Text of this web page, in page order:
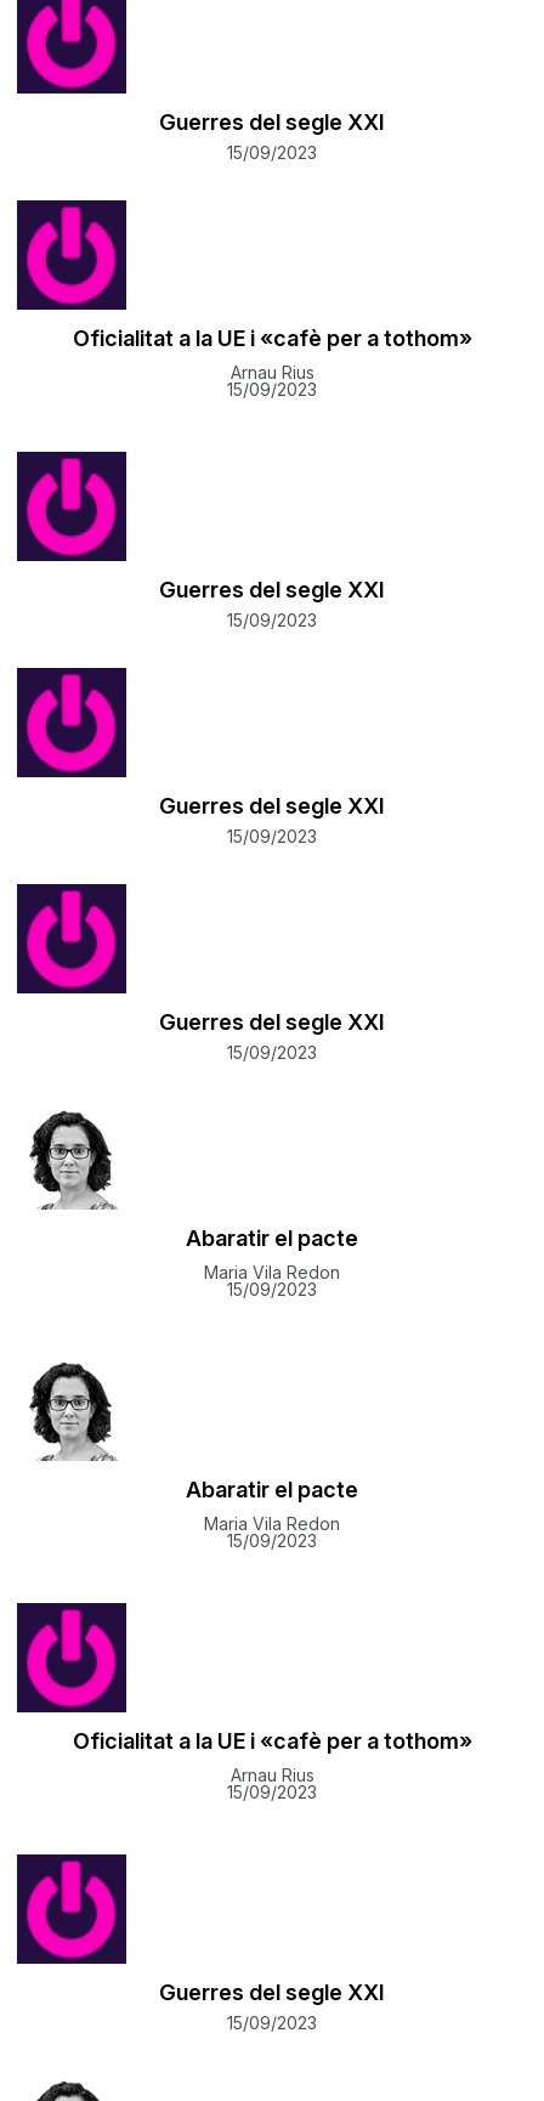
Guerres del segle XXI
15/09/2023
Oficialitat a la UE i «cafè per a tothom»
Arnau Rius
15/09/2023
Guerres del segle XXI
15/09/2023
Guerres del segle XXI
15/09/2023
Guerres del segle XXI
15/09/2023
Abaratir el pacte
Maria Vila Redon
15/09/2023
Abaratir el pacte
Maria Vila Redon
15/09/2023
Oficialitat a la UE i «cafè per a tothom»
Arnau Rius
15/09/2023
Guerres del segle XXI
15/09/2023